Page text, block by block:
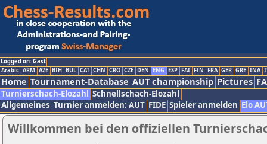
Logged on: Gast
Arabic ARM AZE BIH BUL CAT CHN CRO CZE DEN ENG ESP FAI FIN FRA GER GRE INA
Home Tournament-Database AUT championship Pictures
Turnierschach-Elozahl Schnellschach-Elozahl
Allgemeines Turnier anmelden: AUT FIDE Spieler anmelden Elo
Willkommen bei den offiziellen